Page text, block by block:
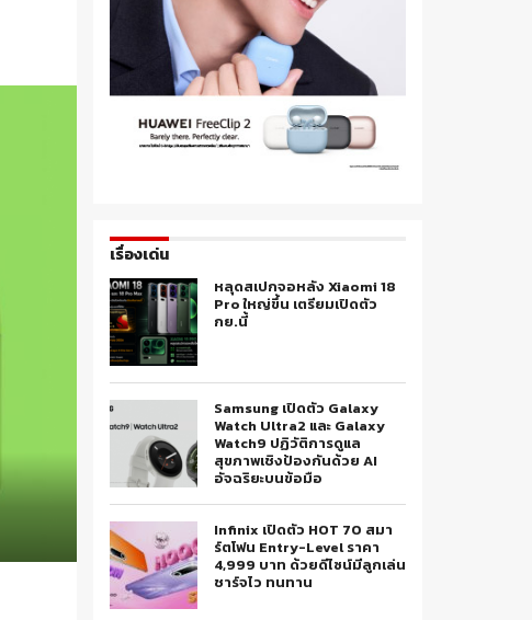
เรื่องเด่น
หลุดสเปกจอหลัง Xiaomi 18
Pro ใหญ่ขึ้น เตรียมเปิดตัว
กย.นี้
Samsung เปิดตัว Galaxy
Watch Ultra2 และ Galaxy
Watch9 ปฏิวัติการดูแล
สุขภาพเชิงป้องกันด้วย AI
อัจฉริยะบนข้อมือ
Infinix เปิดตัว HOT 70 สมา
ร์ตโฟน Entry-Level ราคา
4,999 บาท ด้วยดีไซน์มีลูกเล่น
ชาร์จไว ทนทาน